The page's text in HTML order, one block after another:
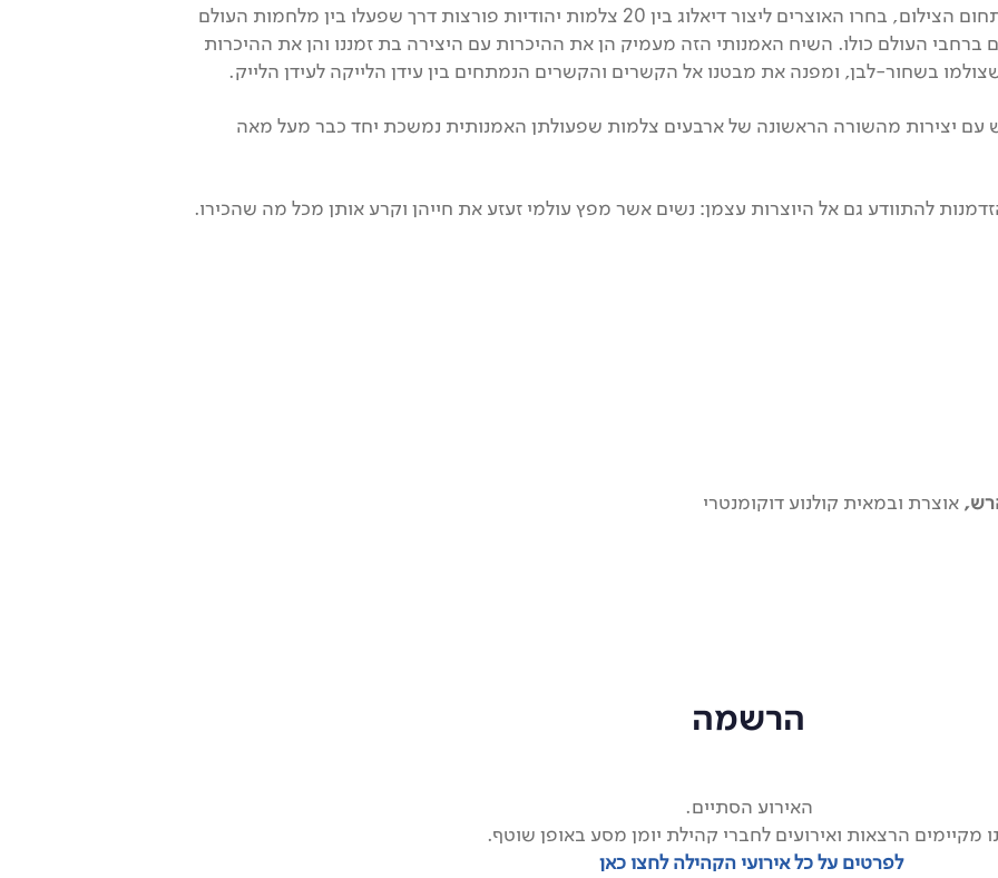
כדי להעניק ממד אקטואלי לסיפורן של נשים חלוצות בתחום הצילום, בחרו האוצרים ליצור דיאלוג בין 20 צלמות יהודיות פורצות דרך שפעלו בין מלחמות העולם
ברחבי העולם כולו. השיח האמנותי הזה מעמיק הן את ההיכרות עם היצירה בת זמננו והן את ההיכרות
בשחור-לבן, ומפנה את מבטנו אל הקשרים והקשרים הנמתחים בין עידן הלייקה לעידן הלייק.
יצירות מהשורה הראשונה של ארבעים צלמות שפעולתן האמנותית נמשכת יחד כבר מעל מאה
להתוודע גם אל היוצרות עצמן: נשים אשר מפץ עולמי זעזע את חייהן וקרע אותן מכל מה שהכירו.
אוצרת ובמאית קולנוע דוקומנטרי
הרשמה
האירוע הסתיים.
מקיימים הרצאות ואירועים לחברי קהילת יומן מסע באופן שוטף.
לפרטים על כל אירועי הקהילה לחצו כאן